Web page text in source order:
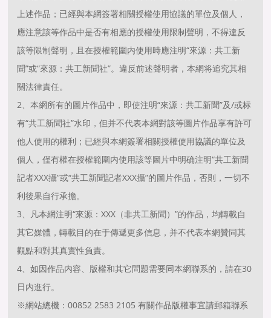
上述作品；已經與本網簽署相關授權使用協議的單位及個人，
應注意該等作品中是否有相應的授權使用限制聲明，不得違反
該等限制聲明，且在授權範圍内使用時應注明“來源：共工新
聞”或“來源：共工新聞社”。違反前述聲明者，本網将追究其相
關法律責任。
2、本網所有的圖片作品中，即使注明“來源：共工新聞”及/或标
有“共工新聞社”水印，但并不代表本網對該等圖片作品享有許可
他人使用的權利；已經與本網簽署相關授權使用協議的單位及
個人，僅有權在授權範圍内使用該等圖片中明确注明“共工新聞
記者XXX攝”或“共工新聞記者XXX攝”的圖片作品，否則，一切不
利後果自行承擔。
3、凡本網注明“來源：XXX（非共工新聞）”的作品，均轉載自
其它媒體，轉載目的在于傳遞更多信息，并不代表本網贊同其
觀點和對其真實性負責。
4、如因作品内容、版權和其它問題需要同本網聯系的，請在30
日内進行。
※網站總機：00852 2583 2105 有關作品版權事宜請郵箱聯系